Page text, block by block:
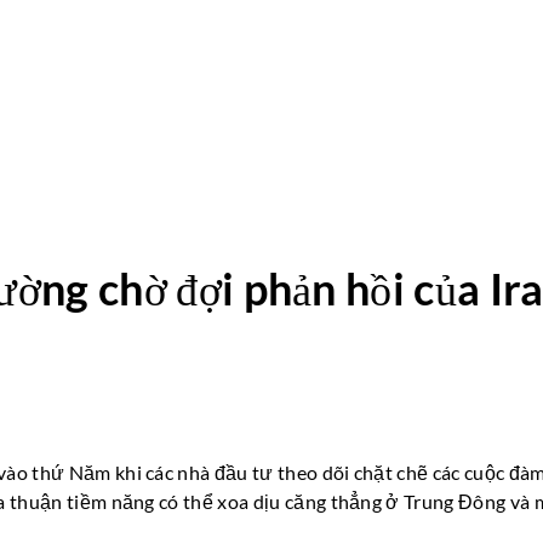
chờ đợi phản hồi của
thứ Năm khi các nhà đầu tư theo dõi chặt chẽ các cuộc
tiềm năng có thể xoa dịu căng thẳng ở Trung Đông và